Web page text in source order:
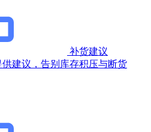
补货建议
建议，告别库存积压与断货